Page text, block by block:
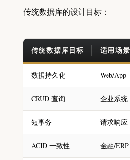
传统数据库的设计目标：
传统数据库目标 适用场景
数据持久化 Web/App
CRUD 查询 企业系统
短事务 请求响应
ACID 一致性 金融/ERP